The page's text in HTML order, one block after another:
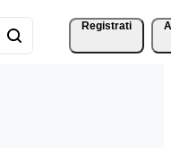
Registrati